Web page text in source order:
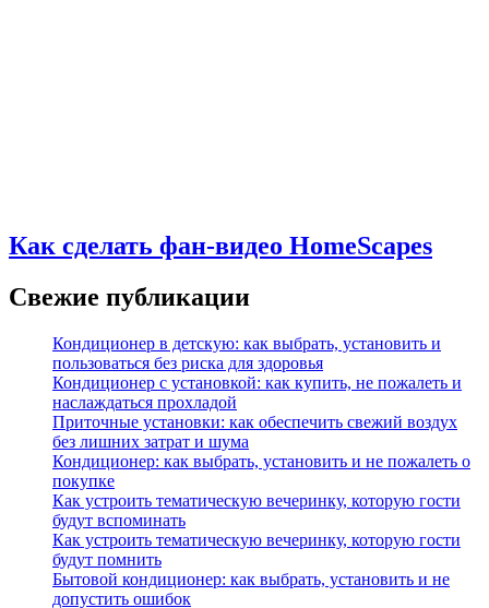
Как сделать фан-видео HomeScapes
Свежие публикации
Кондиционер в детскую: как выбрать, установить и
пользоваться без риска для здоровья
Кондиционер с установкой: как купить, не пожалеть и
наслаждаться прохладой
Приточные установки: как обеспечить свежий воздух
без лишних затрат и шума
Кондиционер: как выбрать, установить и не пожалеть о
покупке
Как устроить тематическую вечеринку, которую гости
будут вспоминать
Как устроить тематическую вечеринку, которую гости
будут помнить
Бытовой кондиционер: как выбрать, установить и не
допустить ошибок